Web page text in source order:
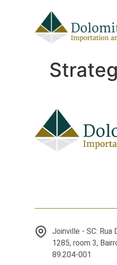
Joinville - SC: Rua
1285, room 3,
89.204-001